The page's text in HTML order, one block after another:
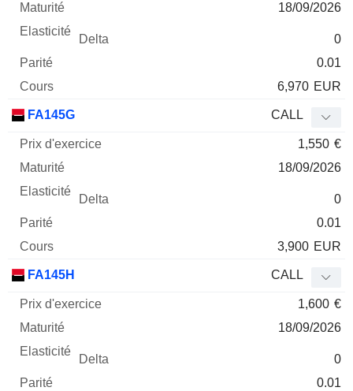
18/09/2026
0
0.01
6,970 EUR
FA145G CALL
1,550 €
18/09/2026
0
0.01
3,900 EUR
FA145H CALL
1,600 €
18/09/2026
0
0.01